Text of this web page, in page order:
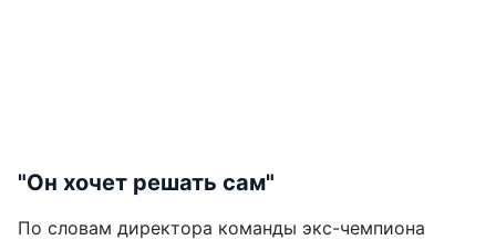
"Он хочет решать сам"
По словам директора команды экс-чемпиона